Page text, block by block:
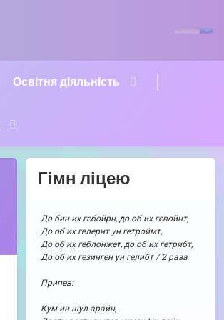
Освітня діяльність
Гімн ліцею
До бин их гебойрн, до об их гевойнт,
До об их гелернт ун гетроймт,
До об их геблонжет, до об их гетрибт,
До об их гезинген ун гелибт / 2 раза
Припев:
Кум ин шул арайн,